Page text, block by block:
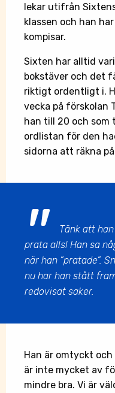
lekar utifrån
klassen och han
kompisar.
Sixten har alltid
bokstäver och det
riktigt ordentligt i.
vecka på förskolan
han till 20 och som
ordlistan för den
sidorna att räkna
Tänk att
prata alls! Han sa
när han ”pratade”.
nu har han stått
redovisat saker.
Han är omtyckt
är inte mycket av
mindre bra. Vi är